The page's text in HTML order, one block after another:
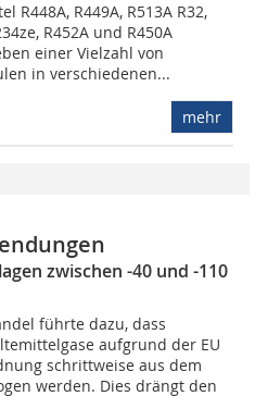
R448A, R449A, R513A R32,
R452A und R450A
einer Vielzahl von
in verschiedenen...
mehr
zwischen -40 und -110
führte dazu, dass
aufgrund der EU
schrittweise aus dem
werden. Dies drängt den